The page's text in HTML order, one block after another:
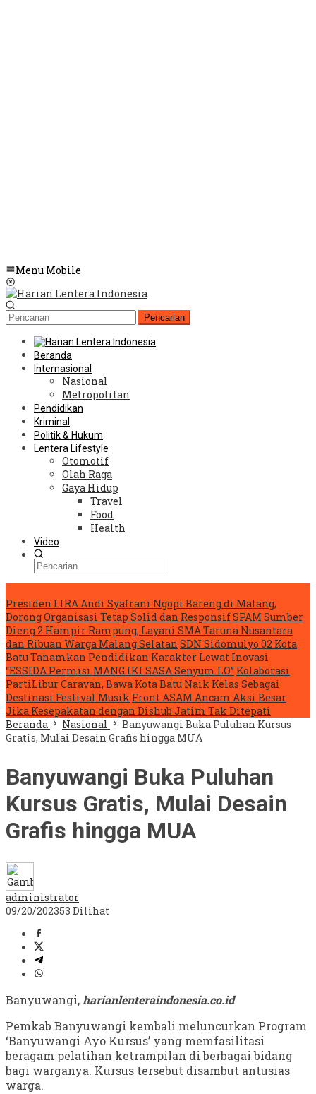
Menu Mobile
Pencarian
Beranda
Internasional
Nasional
Metropolitan
Pendidikan
Kriminal
Politik & Hukum
Lentera Lifestyle
Otomotif
Olah Raga
Gaya Hidup
Travel
Food
Health
Video
Presiden LIRA Andi Syafrani Ngopi Bareng di Malang,
Dorong Organisasi Tetap Solid dan ResponsifSPAM Sumber
Dieng 2 Hampir Rampung, Layani SMA Taruna Nusantara
dan Ribuan Warga Malang Selatan SDN Sidomulyo 02 Kota
Batu Tanamkan Pendidikan Karakter Lewat Inovasi
“ESSIDA Permisi MANG IKI SASA Senyum LO” Kolaborasi
PartiLibur Caravan, Bawa Kota Batu Naik Kelas Sebagai
Destinasi Festival Musik Front ASAM Ancam Aksi Besar
Jika Kesepakatan dengan Dishub Jatim Tak Ditepati
Beranda
Nasional
Banyuwangi Buka Puluhan Kursus
Gratis, Mulai Desain Grafis hingga MUA
Banyuwangi Buka Puluhan
Kursus Gratis, Mulai Desain
Grafis hingga MUA
administrator
09/20/202353 Dilihat
Banyuwangi,harianlenteraindonesia.co.id
Pemkab Banyuwangi kembali meluncurkan Program
‘Banyuwangi Ayo Kursus’ yang memfasilitasi
beragam pelatihan ketrampilan di berbagai bidang
bagi warganya. Kursus tersebut disambut antusias
warga.